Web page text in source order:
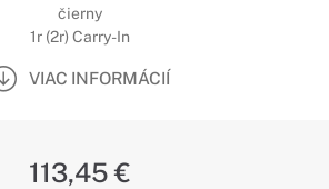
čierny
1r (2r) Carry-In
VIAC INFORMÁCIÍ
113,45 €